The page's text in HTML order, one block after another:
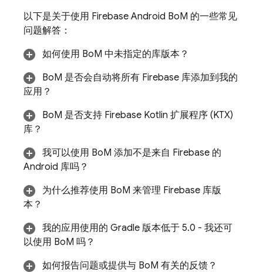
以下是关于使用 Firebase Android BoM 的一些常见
问题解答：
如何使用 BoM 中未指定的库版本？
BoM 是否会自动将所有 Firebase 库添加到我的
应用？
BoM 是否支持 Firebase Kotlin 扩展程序 (KTX)
库？
我可以使用 BoM 添加不是来自 Firebase 的
Android 库吗 ？
为什么推荐使用 BoM 来管理 Firebase 库版
本？
我的应用使用的 Gradle 版本低于 5.0 - 我还可
以使用 BoM 吗？
如何报告问题或提供与 BoM 有关的反馈？